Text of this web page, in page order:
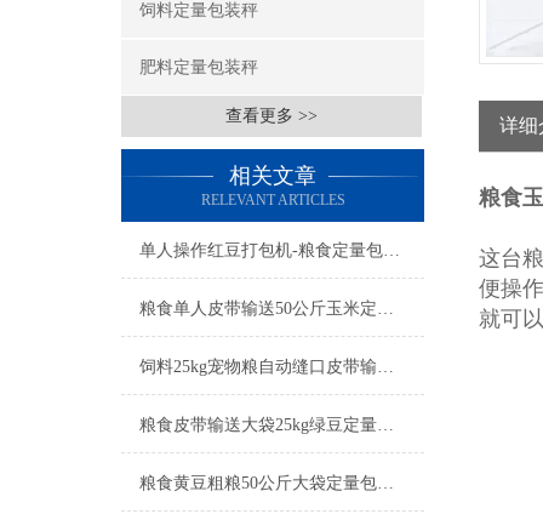
饲料定量包装秤
肥料定量包装秤
查看更多 >>
相关文章
RELEVANT ARTICLES
单人操作红豆打包机-粮食定量包装秤简介
粮食单人皮带输送50公斤玉米定量包装秤产品简介
饲料25kg宠物粮自动缝口皮带输送定量包装秤厂家
粮食皮带输送大袋25kg绿豆定量包装秤工厂生产
粮食黄豆粗粮50公斤大袋定量包装秤产品简介
详细
粮食
这台
便操
就可